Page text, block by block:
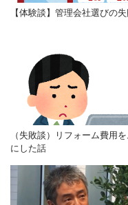
【体験談】管理会社選びの
（失敗談）リフォーム費用
にした話